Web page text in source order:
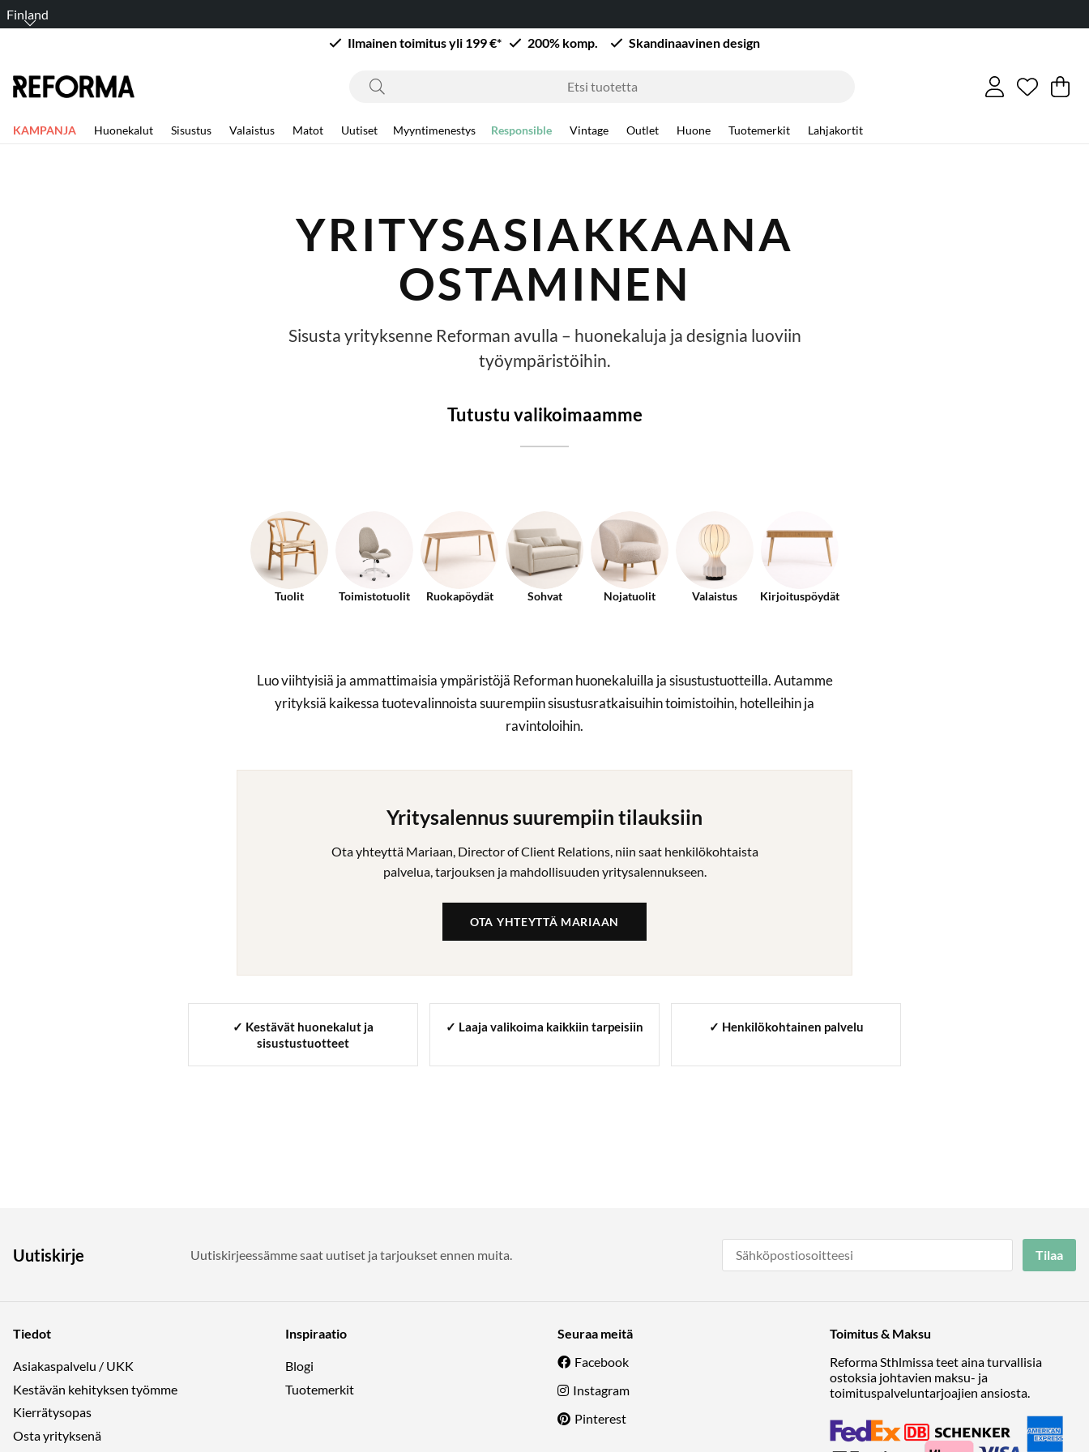
Finland
Ilmainen toimitus yli 199 €*
200% komp. Skandinaavinen design
. .
KAMPANJA Huonekalut Sisustus Valaistus Matot Uutiset Myyntimenestys Responsible Vintage Outlet Huone Tuotemerkit Lahjakortit
YRITYSASIAKKAANA
OSTAMINEN
Sisusta yrityksenne Reforman avulla – huonekaluja ja designia luoviin
työympäristöihin.
Tutustu valikoimaamme
Tuolit Toimistotuolit Ruokapöydät Sohvat Nojatuolit Valaistus Kirjoituspöydät
Luo viihtyisiä ja ammattimaisia ympäristöjä Reforman huonekaluilla ja sisustustuotteilla. Autamme
yrityksiä kaikessa tuotevalinnoista suurempiin sisustusratkaisuihin toimistoihin, hotelleihin ja
ravintoloihin.
Yritysalennus suurempiin tilauksiin
Ota yhteyttä Mariaan, Director of Client Relations, niin saat henkilökohtaista
palvelua, tarjouksen ja mahdollisuuden yritysalennukseen.
OTA YHTEYTTÄ MARIAAN
✓ Kestävät huonekalut ja
sisustustuotteet
✓ Laaja valikoima kaikkiin tarpeisiin ✓ Henkilökohtainen palvelu
Uutiskirje Uutiskirjeessämme saat uutiset ja tarjoukset ennen muita. Tilaa
Tiedot
Asiakaspalvelu / UKK
Kestävän kehityksen työmme
Kierrätysopas
Osta yrityksenä
Inspiraatio
Blogi
Tuotemerkit
Seuraa meitä
Facebook
Instagram
Pinterest
Toimitus & Maksu
Reforma Sthlmissa teet aina turvallisia
ostoksia johtavien maksu- ja
toimituspalveluntarjoajien ansiosta.